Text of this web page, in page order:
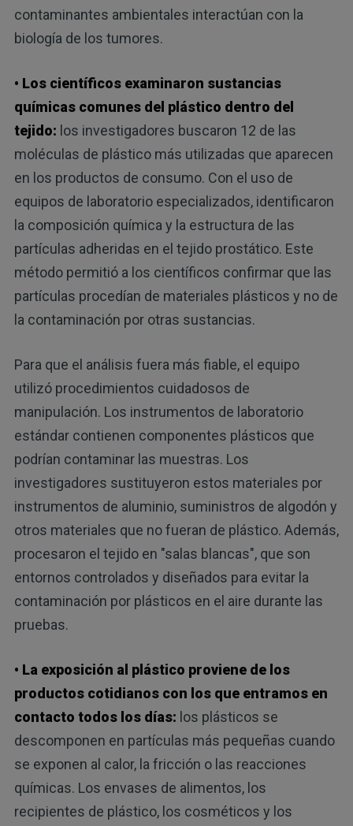
contaminantes ambientales interactúan con la
biología de los tumores.
• Los científicos examinaron sustancias
químicas comunes del plástico dentro del
tejido: los investigadores buscaron 12 de las
moléculas de plástico más utilizadas que aparecen
en los productos de consumo. Con el uso de
equipos de laboratorio especializados, identificaron
la composición química y la estructura de las
partículas adheridas en el tejido prostático. Este
método permitió a los científicos confirmar que las
partículas procedían de materiales plásticos y no de
la contaminación por otras sustancias.
Para que el análisis fuera más fiable, el equipo
utilizó procedimientos cuidadosos de
manipulación. Los instrumentos de laboratorio
estándar contienen componentes plásticos que
podrían contaminar las muestras. Los
investigadores sustituyeron estos materiales por
instrumentos de aluminio, suministros de algodón y
otros materiales que no fueran de plástico. Además,
procesaron el tejido en "salas blancas", que son
entornos controlados y diseñados para evitar la
contaminación por plásticos en el aire durante las
pruebas.
• La exposición al plástico proviene de los
productos cotidianos con los que entramos en
contacto todos los días: los plásticos se
descomponen en partículas más pequeñas cuando
se exponen al calor, la fricción o las reacciones
químicas. Los envases de alimentos, los
recipientes de plástico, los cosméticos y los